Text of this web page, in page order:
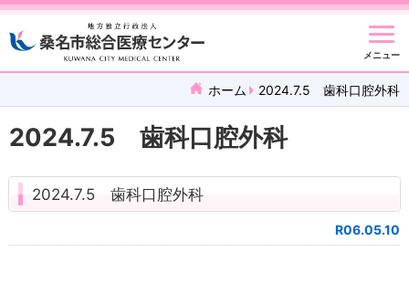
メニュー
ホーム 2024.7.5 歯科口腔外科
2024.7.5 歯科口腔外科
2024.7.5 歯科口腔外科
R06.05.10